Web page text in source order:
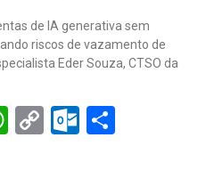
de IA generativa sem
riscos de vazamento de
Eder Souza, CTSO da
WhatsApp
Copy